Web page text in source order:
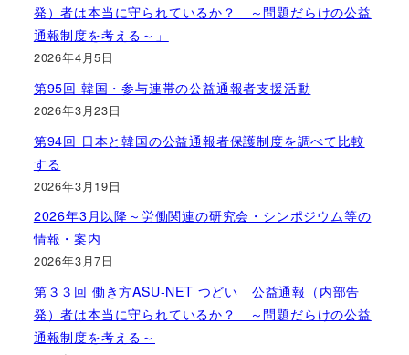
発）者は本当に守られているか？ ～問題だらけの公益
通報制度を考える～」
2026年4月5日
第95回 韓国・参与連帯の公益通報者支援活動
2026年3月23日
第94回 日本と韓国の公益通報者保護制度を調べて比較
する
2026年3月19日
2026年3月以降～労働関連の研究会・シンポジウム等の
情報・案内
2026年3月7日
第３３回 働き方ASU-NET つどい 公益通報（内部告
発）者は本当に守られているか？ ～問題だらけの公益
通報制度を考える～